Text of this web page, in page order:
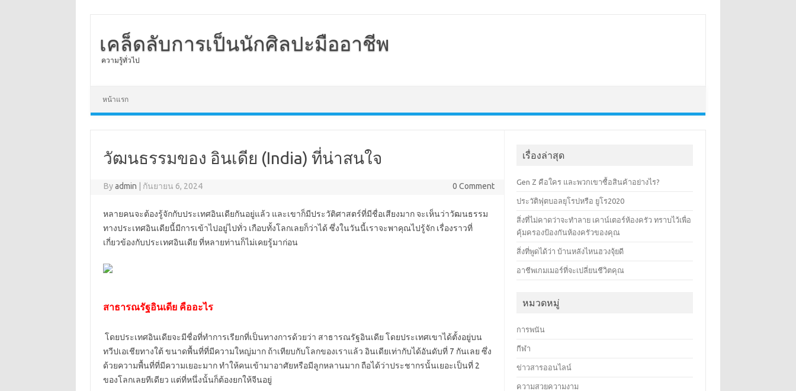
เคล็ดลับการเป็นนักศิลปะมืออาชีพ
ความรู้ทั่วไป
หน้าแรก
วัฒนธรรมของ อินเดีย (India) ที่น่าสนใจ
Byadmin กันยายน 6, 2024 0 Comment
หลายคนจะต้องรู้จักกับประเทศอินเดียกันอยู่แล้ว และเขาก็มีประวัติศาสตร์ที่มีชื่อเสียงมาก จะเห็นว่าวัฒนธรรม
ทางประเทศอินเดียนี้มีการเข้าไปอยู่ไปทั่ว เกือบทั้งโลกเลยก็ว่าได้ ซึ่งในวันนี้เราจะพาคุณไปรู้จัก เรื่องราวที่
เกี่ยวข้องกับประเทศอินเดีย ที่หลายท่านก็ไม่เคยรู้มาก่อน
สาธารณรัฐอินเดีย คืออะไร
โดยประเทศอินเดียจะมีชื่อที่ทำการเรียกที่เป็นทางการด้วยว่า สาธารณรัฐอินเดีย โดยประเทศเขาได้ตั้งอยู่บน
ทวีปเอเชียทางใต้ ขนาดพื้นที่ที่มีความใหญ่มาก ถ้าเทียบกับโลกของเราแล้ว อินเดียเท่ากับได้อันดับที่ 7 กันเลย ซึ่ง
ด้วยความพื้นที่ที่มีความเยอะมาก ทำให้คนเข้ามาอาศัยหรือมีลูกหลานมาก ถือได้ว่าประชากรนั้นเยอะเป็นที่ 2
ของโลกเลยทีเดียว แต่ที่หนึ่งนั้นก็ต้องยกให้จีนอยู่
เรื่องล่าสุด
Gen Z คือใคร และพวกเขาซื้อสินค้าอย่างไร?
ประวัติฟุตบอลยุโรปหรือ ยูโร2020
สิ่งที่ไม่คาดว่าจะทำลาย เคาน์เตอร์ห้องครัว ทราบไว้เพื่อ
คุ้มครองป้องกันห้องครัวของคุณ
สิ่งที่พูดได้ว่า บ้านหลังไหนฮวงจุ้ยดี
อาชีพเกมเมอร์ที่จะเปลี่ยนชีวิตคุณ
หมวดหมู่
การพนัน
กีฬา
ข่าวสารออนไลน์
ความสวยความงาม